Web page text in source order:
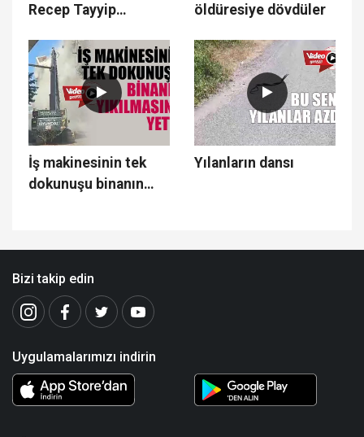
Recep Tayyip
öldüresiye dövdüler
İş makinesinin tek
dokunuşu binanın
Yılanların dansı
Bizi takip edin
Uygulamalarımızı indirin